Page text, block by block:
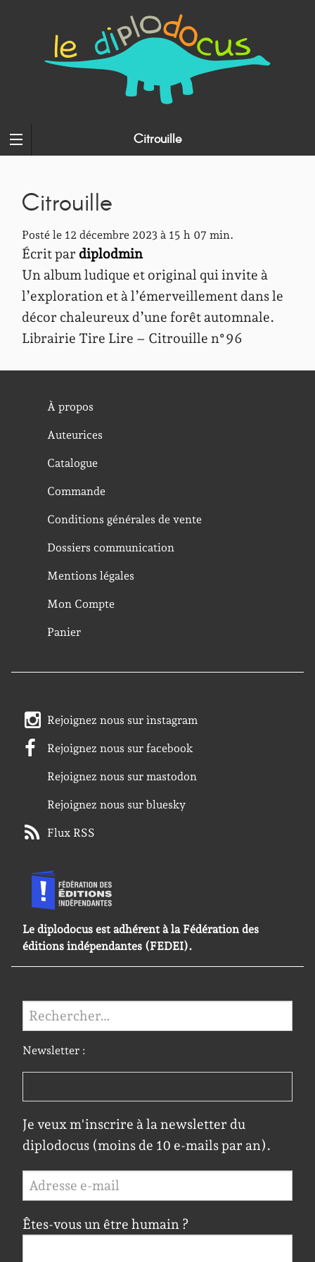
Citrouille
Citrouille
Posté le 12 décembre 2023 à 15 h 07 min.
Écrit par diplodmin
Un album ludique et original qui invite à
l’exploration et à l’émerveillement dans le
décor chaleureux d’une forêt automnale.
Librairie Tire Lire – Citrouille n°96
À propos
Auteurices
Catalogue
Commande
Conditions générales de vente
Dossiers communication
Mentions légales
Mon Compte
Panier
Rejoignez nous sur instagram
Rejoignez nous sur facebook
Rejoignez nous sur mastodon
Rejoignez nous sur bluesky
Flux RSS
Le diplodocus est adhérent à la Fédération des
éditions indépendantes (FEDEI).
Rechercher :
Newsletter :
Je veux m'inscrire à la newsletter du
diplodocus (moins de 10 e-mails par an).
Êtes-vous un être humain ?